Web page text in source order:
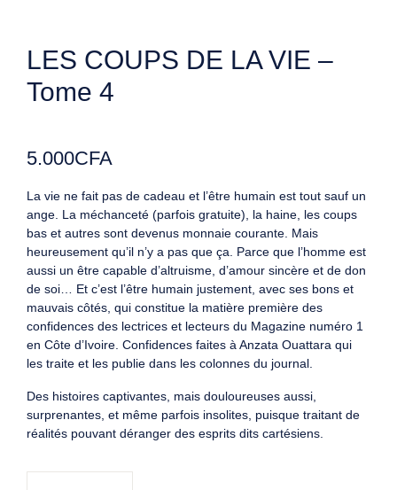
LES COUPS DE LA VIE –
Tome 4
5.000CFA
La vie ne fait pas de cadeau et l’être humain est tout sauf un
ange. La méchanceté (parfois gratuite), la haine, les coups
bas et autres sont devenus monnaie courante. Mais
heureusement qu’il n’y a pas que ça. Parce que l’homme est
aussi un être capable d’altruisme, d’amour sincère et de don
de soi… Et c’est l’être humain justement, avec ses bons et
mauvais côtés, qui constitue la matière première des
confidences des lectrices et lecteurs du Magazine numéro 1
en Côte d’Ivoire. Confidences faites à Anzata Ouattara qui
les traite et les publie dans les colonnes du journal.
Des histoires captivantes, mais douloureuses aussi,
surprenantes, et même parfois insolites, puisque traitant de
réalités pouvant déranger des esprits dits cartésiens.